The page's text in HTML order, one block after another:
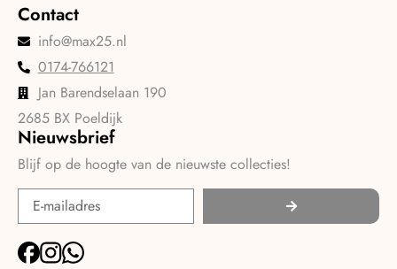
Contact
info@max25.nl
0174-766121
Jan Barendselaan 190
2685 BX Poeldijk
Nieuwsbrief
Blijf op de hoogte van de nieuwste collecties!